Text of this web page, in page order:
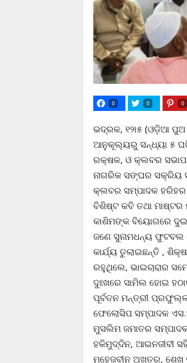
0 0 0
ଭଦ୍ରକ, ୧୨ା୫ (ଓଡ଼ିଆ ପୁଅ
ଆନୁକୂଲ୍ୟରୁ ସନ୍ଧ୍ୟା ୫
ରକ୍ଷକ, ଓ କ୍ଲବର
ନାଗରିକ ସଙ୍ଘର ସକ୍ରିୟ
କ୍ଲବର ସମ୍ପାଦକ
ବିଶିଷ୍ଟ କବି ତଥା ମାଷ୍ଟର
କାଶିମଙ୍କ ବିୟୋଗରେ ଦୁଇ
ଜଣେ ସୁନାମଧନ୍ୟ ଫୁଟବଲ
କାର୍ଯ୍ୟ ତୁଲାଇଛନ୍ତି ,
ରହୁଥିଲେ, ଭାଇଚାରାର
ଦୁଃଖରେ ସାମିଲ ହୋଇ
ପୂର୍ବତନ ମନ୍ତ୍ରୀ
ଫେଲୋସିପ ସମ୍ପାଦକ
ମୁସଲିମ ଜମାତର
ହକିମୁଦ୍ଦିନ, ଆଇନଜୀବୀ
ମହେଜବୀନ ଅଖତର, ଶେଖ